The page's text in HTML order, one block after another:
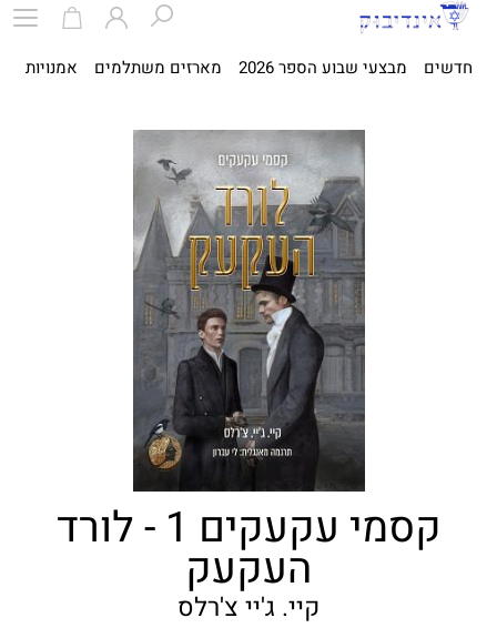
חדשים מבצעי שבוע הספר 2026 מארזים משתלמים אמנויות
קסמי עקעקים 1 - לורד
העקעק
קיי. ג'יי צ'רלס